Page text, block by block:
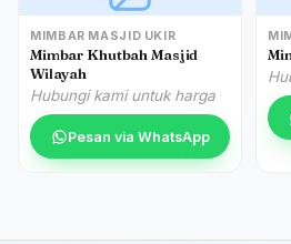
MIMBAR MASJID UKIR
Mimbar Khutbah Masjid
Wilayah
Hubungi kami untuk harga
Pesan via WhatsApp